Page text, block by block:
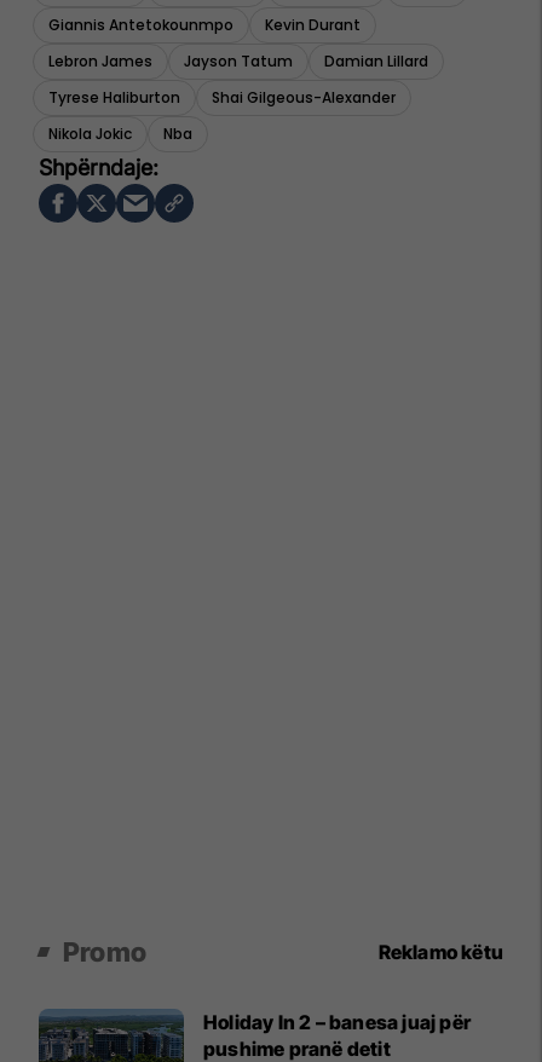
Giannis Antetokounmpo
Kevin Durant
Lebron James
Jayson Tatum
Damian Lillard
Tyrese Haliburton
Shai Gilgeous-Alexander
Nikola Jokic
Nba
Promo Reklamo këtu
Holiday In 2 – banesa juaj për
pushime pranë detit